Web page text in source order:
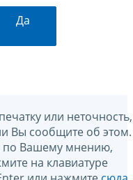
Да
или неточность,
Вы сообщите об этом.
по Вашему мнению,
на клавиатуре